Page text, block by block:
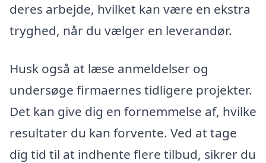
deres arbejde, hvilket kan være en ekstra
tryghed, når du vælger en leverandør.
Husk også at læse anmeldelser og
undersøge firmaernes tidligere projekter.
Det kan give dig en fornemmelse af, hvilke
resultater du kan forvente. Ved at tage
dig tid til at indhente flere tilbud, sikrer du